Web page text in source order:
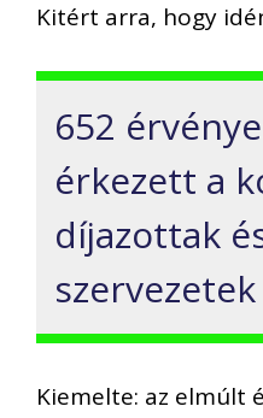
Kitért arra, hogy
652
érkezett a
díjazottak
Kiemelte: az elmúlt